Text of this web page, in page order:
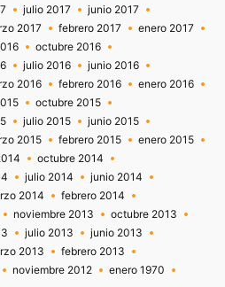
julio 2017
junio 2017
2017 febrero 2017
enero 2017
octubre 2016
julio 2016
junio 2016
2016 febrero 2016
enero 2016
octubre 2015
julio 2015
junio 2015
2015 febrero 2015
enero 2015
octubre 2014
julio 2014
junio 2014
2014
febrero 2014
noviembre 2013
octubre 2013
julio 2013
junio 2013
2013
febrero 2013
noviembre 2012
enero 1970